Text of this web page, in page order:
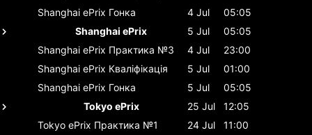
Shanghai ePrix Гонка 4 Jul
05:05
Shanghai ePrix
5 Jul
05:05
Shanghai ePrix Практика №3 4 Jul
23:00
Shanghai ePrix Кваліфікація 5 Jul
01:00
Shanghai ePrix Гонка 5 Jul
05:05
Tokyo ePrix
25 Jul
12:05
Tokyo ePrix Практика №1 24 Jul
11:00